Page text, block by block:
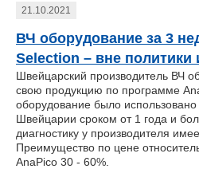
21.10.2021
ВЧ оборудование за 3
Selection – вне политики
Швейцарский производитель ВЧ
свою продукцию по программе
оборудование было
Швейцарии сроком от 1 года и
диагностику у производителя
Преимущество по цене
AnaPico 30 - 60%.